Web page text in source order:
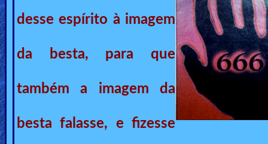
Bible
Gospel
Videos
desse espírito à imagem
da besta, para que
também a imagem da
besta falasse, e fizesse